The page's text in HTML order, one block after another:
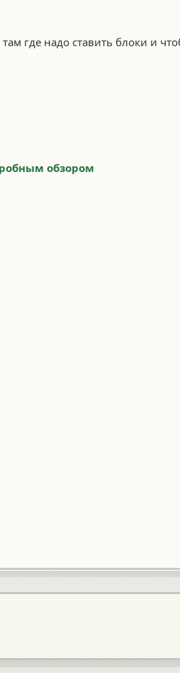
где надо ставить блоки и
обзором